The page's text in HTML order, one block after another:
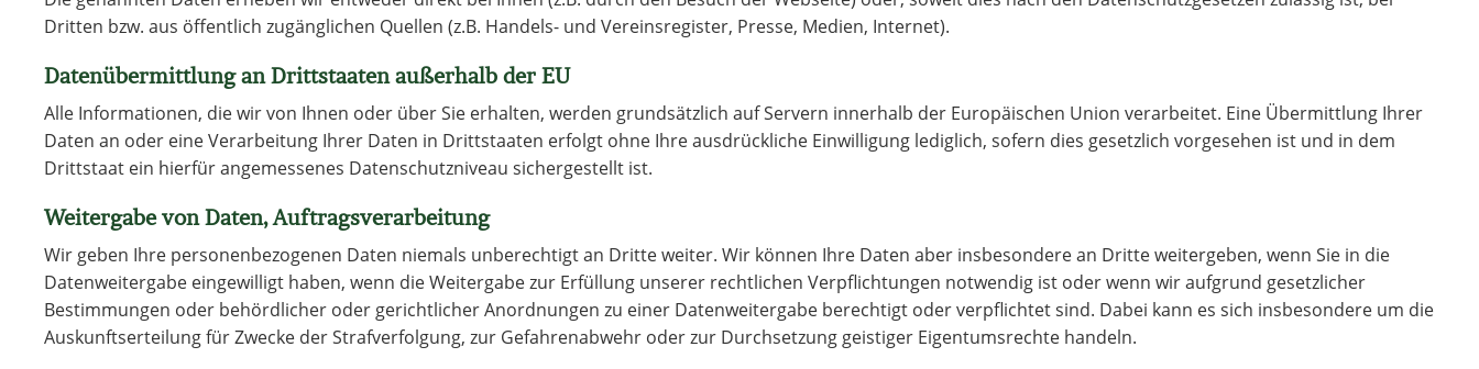
Dritten bzw. aus öffentlich zugänglichen Quellen (z.B. Handels- und Vereinsregister, Presse, Medien, Internet).
Datenübermittlung an Drittstaaten außerhalb der EU
Alle Informationen, die wir von Ihnen oder über Sie erhalten, werden grundsätzlich auf Servern innerhalb der Europäischen Union verarbeitet. Eine Übermittlung Ihrer
Daten an oder eine Verarbeitung Ihrer Daten in Drittstaaten erfolgt ohne Ihre ausdrückliche Einwilligung lediglich, sofern dies gesetzlich vorgesehen ist und in dem
Drittstaat ein hierfür angemessenes Datenschutzniveau sichergestellt ist.
Weitergabe von Daten, Auftragsverarbeitung
Wir geben Ihre personenbezogenen Daten niemals unberechtigt an Dritte weiter. Wir können Ihre Daten aber insbesondere an Dritte weitergeben, wenn Sie in die
Datenweitergabe eingewilligt haben, wenn die Weitergabe zur Erfüllung unserer rechtlichen Verpflichtungen notwendig ist oder wenn wir aufgrund gesetzlicher
Bestimmungen oder behördlicher oder gerichtlicher Anordnungen zu einer Datenweitergabe berechtigt oder verpflichtet sind. Dabei kann es sich insbesondere um die
Auskunftserteilung für Zwecke der Strafverfolgung, zur Gefahrenabwehr oder zur Durchsetzung geistiger Eigentumsrechte handeln.